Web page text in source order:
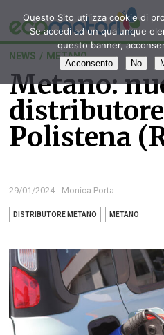
NEWS / METANO
Metano:
Polistena
29/01/2024 - Monica Porta
DISTRIBUTORE METANO METANO
Questo Sito utilizza cookie di
Se accedi ad un qualunque
questo banner,
Acconsento No